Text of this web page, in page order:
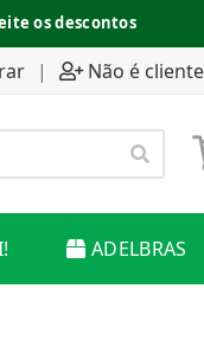
os descontos
| Não é
ADELBRAS